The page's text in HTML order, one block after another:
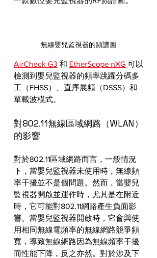
無線嬰兒監視器的頻譜圖
AirCheck G3 和 EtherScope nXG 可以
檢測到嬰兒監視器的頻率跳躍分碼多
工（FHSS）、直序展頻（DSSS）和
單載波模式。
對802.11無線區域網路（WLAN）
的影響
對於802.11區域網路而言，一般情況
下，當嬰兒監視器未使用時，無線頻
率干擾並不是個問題。然而，當嬰兒
監視器開啟並運作時，尤其是在附近
時，它可能對802.11網路產生負面影
響。當嬰兒監視器開啟時，它會與使
用相同無線電頻率的無線網路競爭頻
寬，導致無線網路因為無線頻率干擾
而性能下降，反之亦然。對於涉及下